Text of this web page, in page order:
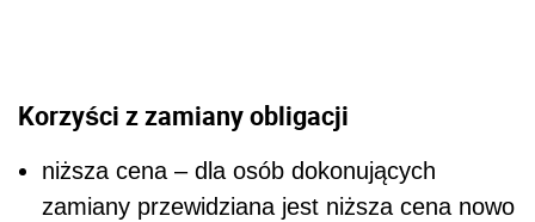
Korzyści z zamiany obligacji
niższa cena – dla osób dokonujących
zamiany przewidziana jest niższa cena nowo